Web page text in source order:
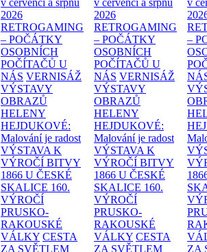
v červenci a srpnu
2026
RETROGAMING
– POČÁTKY
OSOBNÍCH
POČÍTAČŮ U
NÁS VERNISÁŽ
VÝSTAVY
OBRAZŮ
HELENY
HEJDUKOVÉ:
Malování je radost
VÝSTAVA K
VÝROČÍ BITVY
1866 U ČESKÉ
SKALICE 160.
VÝROČÍ
PRUSKO-
RAKOUSKÉ
VÁLKY CESTA
ZA SVĚTLEM
v červenci a srpnu
2026
RETROGAMING
– POČÁTKY
OSOBNÍCH
POČÍTAČŮ U
NÁS VERNISÁŽ
VÝSTAVY
OBRAZŮ
HELENY
HEJDUKOVÉ:
Malování je radost
VÝSTAVA K
VÝROČÍ BITVY
1866 U ČESKÉ
SKALICE 160.
VÝROČÍ
PRUSKO-
RAKOUSKÉ
VÁLKY CESTA
ZA SVĚTLEM
v
–
ZA